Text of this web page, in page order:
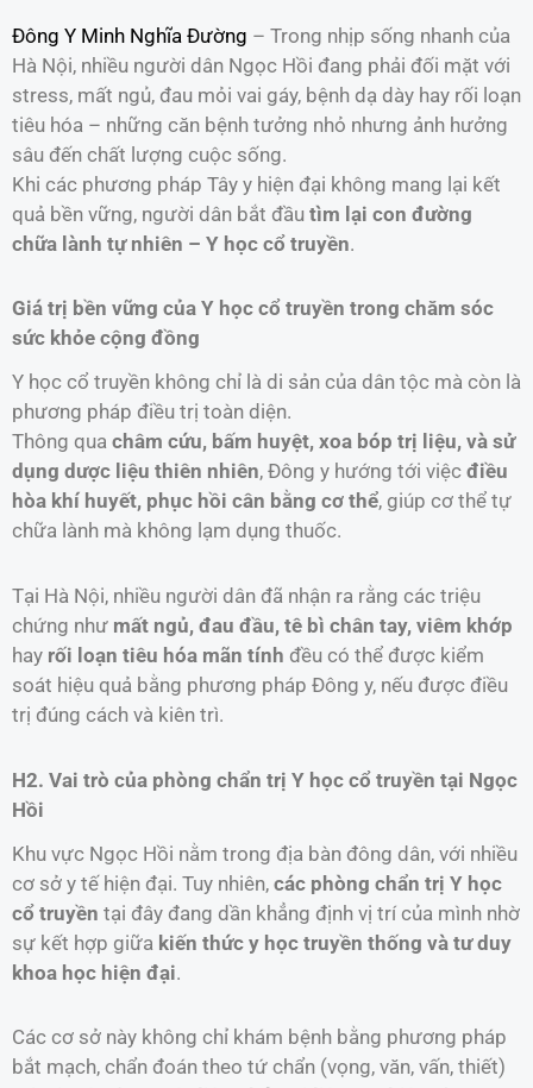
Đông Y Minh Nghĩa Đường – Trong nhịp sống nhanh của
Hà Nội, nhiều người dân Ngọc Hồi đang phải đối mặt với
stress, mất ngủ, đau mỏi vai gáy, bệnh dạ dày hay rối loạn
tiêu hóa – những căn bệnh tưởng nhỏ nhưng ảnh hưởng
sâu đến chất lượng cuộc sống.
Khi các phương pháp Tây y hiện đại không mang lại kết
quả bền vững, người dân bắt đầu tìm lại con đường
chữa lành tự nhiên – Y học cổ truyền.
Giá trị bền vững của Y học cổ truyền trong chăm sóc
sức khỏe cộng đồng
Y học cổ truyền không chỉ là di sản của dân tộc mà còn là
phương pháp điều trị toàn diện.
Thông qua châm cứu, bấm huyệt, xoa bóp trị liệu, và sử
dụng dược liệu thiên nhiên, Đông y hướng tới việc điều
hòa khí huyết, phục hồi cân bằng cơ thể, giúp cơ thể tự
chữa lành mà không lạm dụng thuốc.
Tại Hà Nội, nhiều người dân đã nhận ra rằng các triệu
chứng như mất ngủ, đau đầu, tê bì chân tay, viêm khớp
hay rối loạn tiêu hóa mãn tính đều có thể được kiểm
soát hiệu quả bằng phương pháp Đông y, nếu được điều
trị đúng cách và kiên trì.
H2. Vai trò của phòng chẩn trị Y học cổ truyền tại Ngọc
Hồi
Khu vực Ngọc Hồi nằm trong địa bàn đông dân, với nhiều
cơ sở y tế hiện đại. Tuy nhiên, các phòng chẩn trị Y học
cổ truyền tại đây đang dần khẳng định vị trí của mình nhờ
sự kết hợp giữa kiến thức y học truyền thống và tư duy
khoa học hiện đại.
Các cơ sở này không chỉ khám bệnh bằng phương pháp
bắt mạch, chẩn đoán theo tứ chẩn (vọng, văn, vấn, thiết)